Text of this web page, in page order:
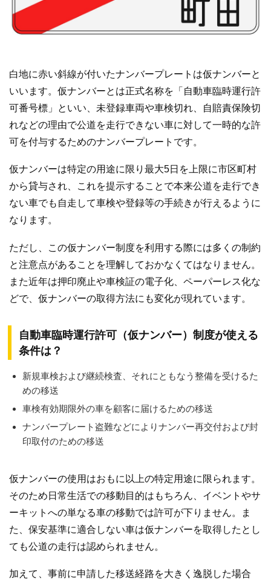
白地に赤い斜線が付いたナンバープレートは仮ナンバーと
いいます。仮ナンバーとは正式名称を「自動車臨時運行許
可番号標」といい、未登録車両や車検切れ、自賠責保険切
れなどの理由で公道を走行できない車に対して一時的な許
可を付与するためのナンバープレートです。
仮ナンバーは特定の用途に限り最大5日を上限に市区町村
から貸与され、これを提示することで本来公道を走行でき
ない車でも自走して車検や登録等の手続きが行えるように
なります。
ただし、この仮ナンバー制度を利用する際には多くの制約
と注意点があることを理解しておかなくてはなりません。
また近年は押印廃止や車検証の電子化、ペーパーレス化な
どで、仮ナンバーの取得方法にも変化が現れています。
自動車臨時運行許可（仮ナンバー）制度が使える
条件は？
新規車検および継続検査、それにともなう整備を受けるた
めの移送
車検有効期限外の車を顧客に届けるための移送
ナンバープレート盗難などによりナンバー再交付および封
印取付のための移送
仮ナンバーの使用はおもに以上の特定用途に限られます。
そのため日常生活での移動目的はもちろん、イベントやサ
ーキットへの単なる車の移動では許可が下りません。ま
た、保安基準に適合しない車は仮ナンバーを取得したとし
ても公道の走行は認められません。
加えて、事前に申請した移送経路を大きく逸脱した場合